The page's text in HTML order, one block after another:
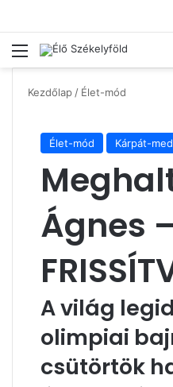
Menü
Kezdőlap / Élet-mód
Élet-mód Kárpát-
Ágnes –
A világ
olimpiai
csütörtök